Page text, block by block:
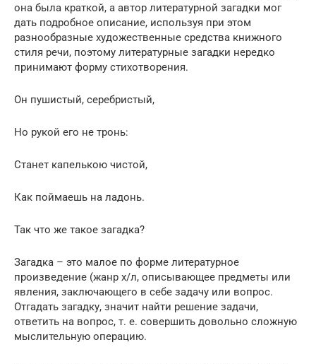
она была краткой, а автор литературной загадки мог
дать подробное описание, используя при этом
разнообразные художественные средства книжного
стиля речи, поэтому литературные загадки нередко
принимают форму стихотворения.
Он пушистый, серебристый,
Но рукой его не тронь:
Станет капелькою чистой,
Как поймаешь на ладонь.
Так что же такое загадка?
Загадка – это малое по форме литературное
произведение (жанр х/л, описывающее предметы или
явления, заключающего в себе задачу или вопрос.
Отгадать загадку, значит найти решение задачи,
ответить на вопрос, т. е. совершить довольно сложную
мыслительную операцию.